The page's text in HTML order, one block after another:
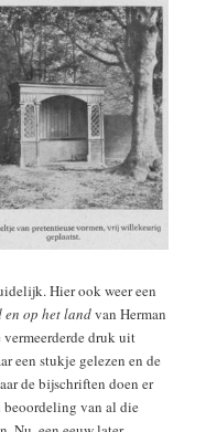
Hier ook weer een
en op het landvan Herman
druk uit
een stukje gelezen en de
de bijschriften doen er
van al die